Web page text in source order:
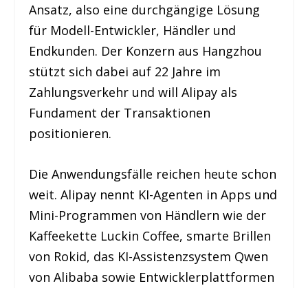
Ansatz, also eine durchgängige Lösung
für Modell-Entwickler, Händler und
Endkunden. Der Konzern aus Hangzhou
stützt sich dabei auf 22 Jahre im
Zahlungsverkehr und will Alipay als
Fundament der Transaktionen
positionieren.
Die Anwendungsfälle reichen heute schon
weit. Alipay nennt KI-Agenten in Apps und
Mini-Programmen von Händlern wie der
Kaffeekette Luckin Coffee, smarte Brillen
von Rokid, das KI-Assistenzsystem Qwen
von Alibaba sowie Entwicklerplattformen